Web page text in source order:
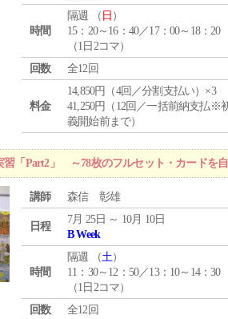
時間
隔週 （ 日 ）
15：20～16：40／17：00～18：20
（1日2コマ）
回数
全12回
料金
14,850円（4回／分割支払い）×3
41,250円（12回／一括前納支払※
義開始前まで）
習「Part2」 ～78枚のフルセット・カードを
講師 森信 彰雄
日程
7月 25日 ～ 10月 10日
B Week
時間
隔週 （土）
11：30～12：50／13：10～14：30
（1日2コマ）
回数
全12回